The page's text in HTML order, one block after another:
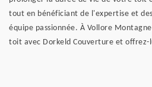
tout en bénéficiant de l'expertise et
équipe passionnée. À Vollore
toit avec Dorkeld Couverture et